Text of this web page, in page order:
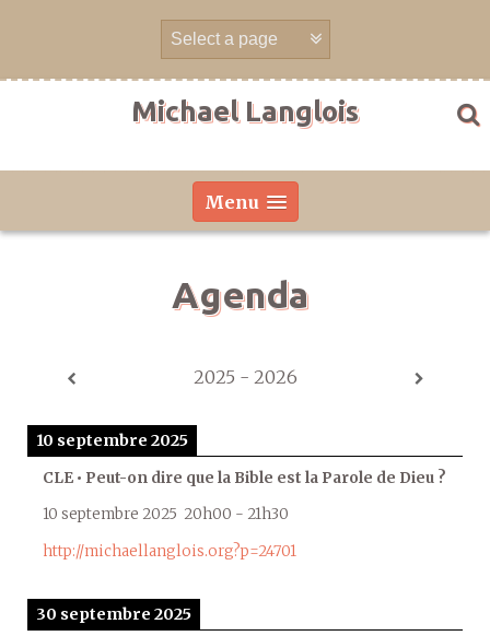
Michael Langlois
Menu
Agenda
2025 - 2026
10 septembre 2025
CLE • Peut-on dire que la Bible est la Parole de Dieu ?
10 septembre 2025 20h00 - 21h30
http://michaellanglois.org?p=24701
30 septembre 2025